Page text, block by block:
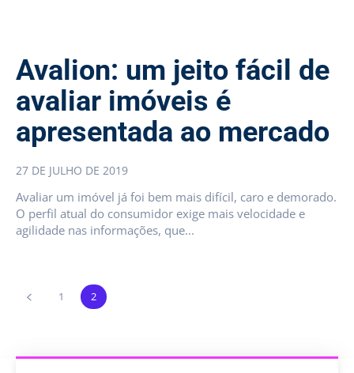
Avalion: um jeito fácil de
avaliar imóveis é
apresentada ao mercado
27 DE JULHO DE 2019
Avaliar um imóvel já foi bem mais difícil, caro e demorado.
O perfil atual do consumidor exige mais velocidade e
agilidade nas informações, que...
1 2